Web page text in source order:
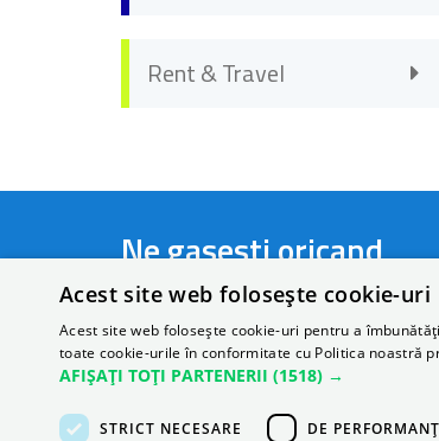
Rent & Travel
Ne gasesti oricand
Telefon:+40 721 44 22 66
Email:rezervari@autonom.com
Acest site web folosește cookie-uri
Acest site web folosește cookie-uri pentru a
toate cookie-urile în conformitate cu Politica noastră
AFIȘAȚI TOȚI PARTENERII (1518) →
STRICT NECESARE DE